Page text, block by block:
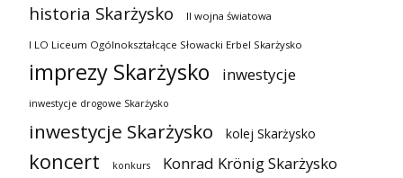
historia Skarżysko II wojna światowa
I LO Liceum Ogólnokształcące Słowacki Erbel Skarżysko
imprezy Skarżysko inwestycje
inwestycje drogowe Skarżysko
inwestycje Skarżysko kolej Skarżysko
koncert konkurs Konrad Krönig Skarżysko